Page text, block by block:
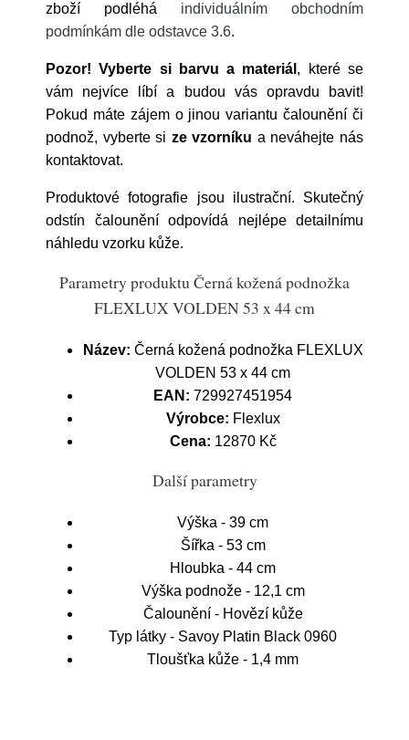
zboží podléhá individuálním obchodním
podmínkám dle odstavce 3.6.
Pozor! Vyberte si barvu a materiál , které se
vám nejvíce líbí a budou vás opravdu bavit!
Pokud máte zájem o jinou variantu čalounění či
podnož, vyberte si ze vzorníku a neváhejte nás
kontaktovat.
Produktové fotografie jsou ilustrační. Skutečný
odstín čalounění odpovídá nejlépe detailnímu
náhledu vzorku kůže.
Parametry produktu Černá kožená podnožka
FLEXLUX VOLDEN 53 x 44 cm
Název: Černá kožená podnožka FLEXLUX
VOLDEN 53 x 44 cm
EAN: 729927451954
Výrobce: Flexlux
Cena: 12870 Kč
Další parametry
Výška - 39 cm
Šířka - 53 cm
Hloubka - 44 cm
Výška podnože - 12,1 cm
Čalounění - Hovězí kůže
Typ látky - Savoy Platin Black 0960
Tloušťka kůže - 1,4 mm